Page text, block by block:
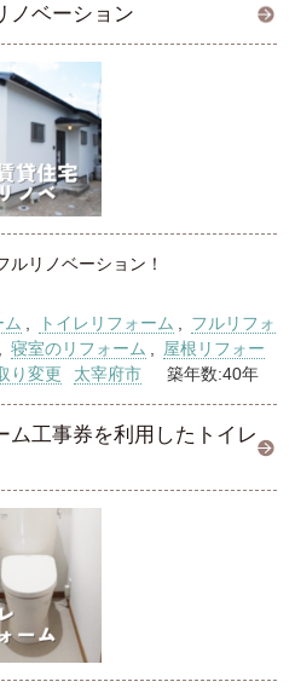
ノベーション
ルリノベーション！
トイレリフォーム
フルリフォ
寝室のリフォーム
屋根リフォー
り変更 太宰府市 築年数:40年
ム工事券を利用したトイレ